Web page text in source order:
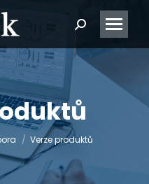
Search:
Verze produktů